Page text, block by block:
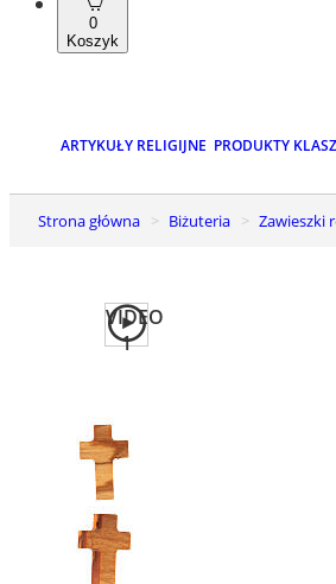
0
Koszyk
ARTYKUŁY RELIGIJNE PRODUKTY
Strona główna Biżuteria
VIDEO
1